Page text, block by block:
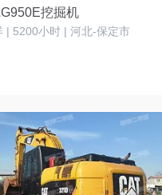
挖掘机
| 5200小时 | 河北-保定市